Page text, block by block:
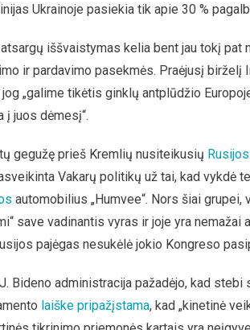
Ukrainoje pasiekia tik apie 30 %
iššvaistymas kelia bent jau tokį
ir pardavimo pasekmės. Praėjusį
„galime tikėtis ginklų antplūdžio
į juos dėmesį“.
gegužę prieš Kremlių nusiteikusių
Vakarų politikų už tai, kad vykdė
automobilius „Humvee“. Nors šiai grupei,
save vadinantis vyras ir joje yra
pajėgas nesukėlė jokio Kongreso
Bideno administracija pažadėjo, kad
laiške pripažįstama, kad „kinetinė